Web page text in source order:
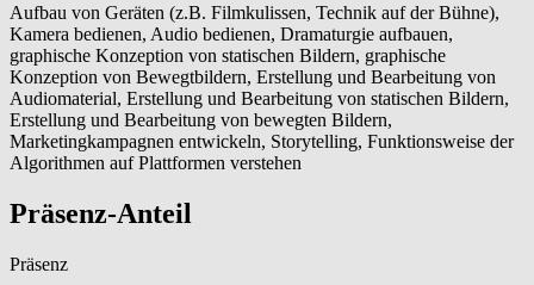
Aufbau von Geräten (z.B. Filmkulissen, Technik auf der Bühne),
Kamera bedienen, Audio bedienen, Dramaturgie aufbauen,
graphische Konzeption von statischen Bildern, graphische
Konzeption von Bewegtbildern, Erstellung und Bearbeitung von
Audiomaterial, Erstellung und Bearbeitung von statischen Bildern,
Erstellung und Bearbeitung von bewegten Bildern,
Marketingkampagnen entwickeln, Storytelling, Funktionsweise der
Algorithmen auf Plattformen verstehen
Präsenz-Anteil
Präsenz